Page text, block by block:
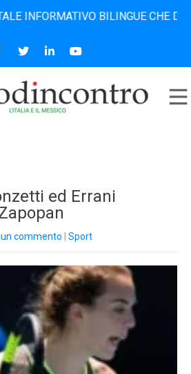
BILINGUE CHE DAL 2006
ed Errani
commento Sport